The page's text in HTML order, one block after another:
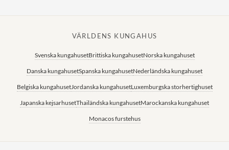
VÄRLDENS KUNGAHUS
Svenska kungahusetBrittiska kungahusetNorska kungahuset
Danska kungahusetSpanska kungahusetNederländska kungahuset
Belgiska kungahusetJordanska kungahusetLuxemburgska storhertighuset
Japanska kejsarhusetThailändska kungahusetMarockanska kungahuset
Monacos furstehus